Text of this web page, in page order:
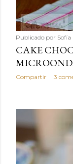
Publicado por
CAKE
Compartir 3